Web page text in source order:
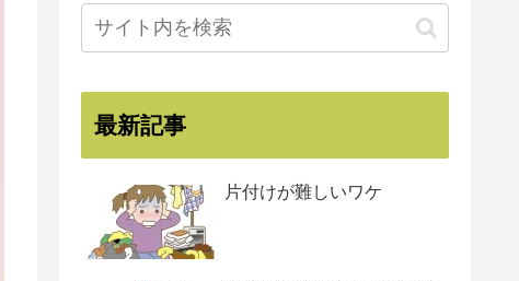
最新記事
片付けが難しいワケ